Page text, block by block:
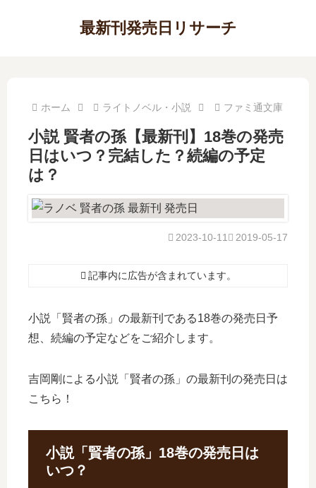
最新刊発売日リサーチ
ホーム ライトノベル・小説 ファミ通文庫
小説 賢者の孫【最新刊】18巻の発売
日はいつ？完結した？続編の予定
は？
2019-05-17
2023-10-11
記事内に広告が含まれています。
小説「賢者の孫」の最新刊である18巻の発売日予
想、続編の予定などをご紹介します。
吉岡剛による小説「賢者の孫」の最新刊の発売日は
こちら！
小説「賢者の孫」18巻の発売日は
いつ？